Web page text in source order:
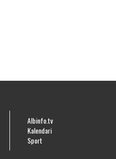
Albinfo.tv
Kalendari
Sport